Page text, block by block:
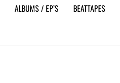
ALBUMS / EP’S BEATTAPES